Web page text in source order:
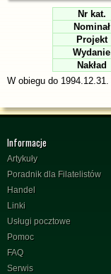
Nr kat.
Nominał
Projekt
Wydanie
Nakład
W obiegu do 1994.12.31.
Informacje
Artykuły
Poradnik dla Filatelistów
Handel
Linki
Usługi pocztowe
Pomoc
FAQ
Serwis